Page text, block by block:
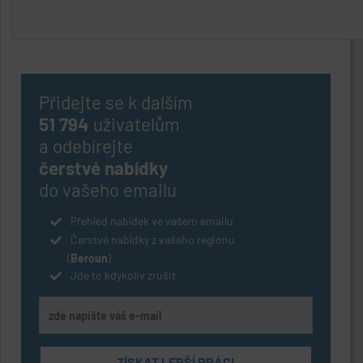
Přidejte se k dalším
51 794 uživatelům
a odebírejte
čerstvé nabídky
do vašeho emailu
Přehled nabídek ve vašem emailu
Čerstvé nabídky z vašeho regionu
(Beroun)
Jde to kdykoliv zrušit